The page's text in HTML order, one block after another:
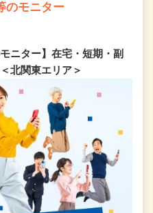
のモニター
ニター】在宅・短期・副
北関東エリア＞